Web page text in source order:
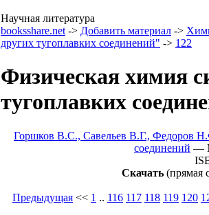
Научная литература
booksshare.net -> Добавить материал ->
других тугоплавких соединений" -> 122
Физическая химия
тугоплавких
Горшков В.С., Савельев В.Г., Федоров
соединений —
Скачать (прямая
Предыдущая << 1 .. 116 117 118 119 120